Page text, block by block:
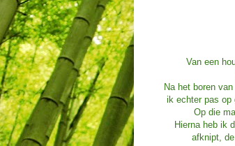
Van een
Na het boren
ik echter pas op
Op die
Hierna heb ik
afknipt,